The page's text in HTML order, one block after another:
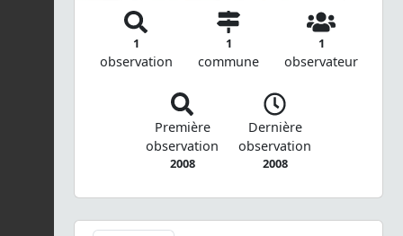
1
observation
1
commune
1
observateur
Première
observation
2008
Dernière
observation
2008